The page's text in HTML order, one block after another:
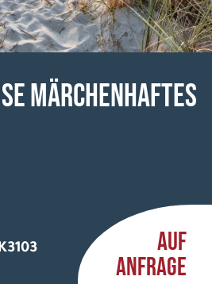
Märchenhaftes
AUF
ANFRAGE